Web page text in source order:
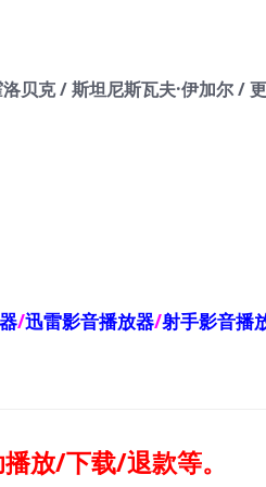
贝克 / 斯坦尼斯瓦夫·伊加尔 /
/迅雷影音播放器/射手影音播
放/下载/退款等。